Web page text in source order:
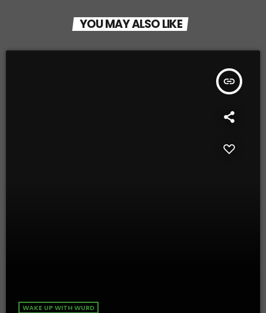
YOU MAY ALSO LIKE
insert_link
WAKE UP WITH WURD